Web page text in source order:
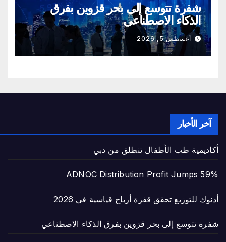
شفرة تتوسع إلى بحر قزوين بفرق
الذكاء الاصطناعي
أغسطس 5, 2026
آخر الأخبار
أكاديمية طب الأطفال تنطلق من دبي
ADNOC Distribution Profit Jumps 59%
أدنوك للتوزيع تحقق قفزة أرباح قياسية في 2026
شفرة تتوسع إلى بحر قزوين بفرق الذكاء الاصطناعي